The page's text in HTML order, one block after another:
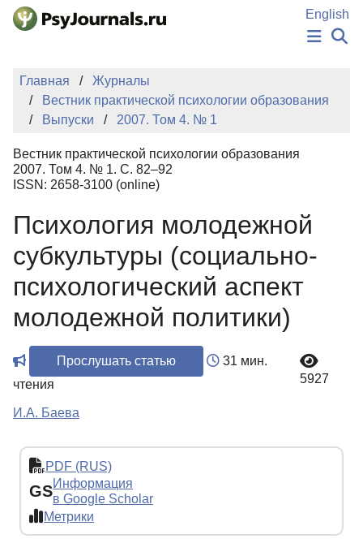
Перейти к основному содержанию
English
НОВОСТИ
ИЗДАНИЯ
АВТОРЫ
БАЗА ЗНАНИЙ
КЛЮЧЕВЫЕ СЛОВА
Регистрация
Главная
Журналы
Вестник практической психологии образования
Выпуски
2007. Том 4. № 1
Вестник практической психологии образования
2007. Том 4. № 1. С. 82–92
ISSN: 2658-3100 (online)
Психология молодежной
субкультуры (социально-
психологический аспект
молодежной политики)
Прослушать статью
31 мин.
чтения
5927
И.А. Баева
PDF (RUS)
GSИнформация
в Google Scholar
Метрики